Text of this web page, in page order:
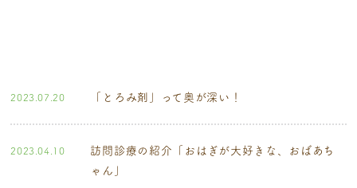
2023.07.20 「とろみ剤」って奥が深い！
2023.04.10
訪問診療の紹介「おはぎが大好きな、おばあち
ゃん」